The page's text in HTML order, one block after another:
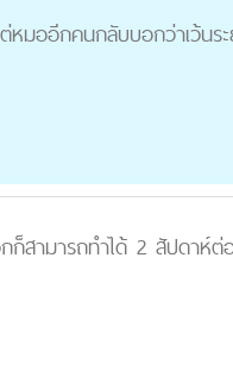
หมออีกคนกลับบอกว่าเว้น
กก็สามารถทำได้ 2 สัปดา